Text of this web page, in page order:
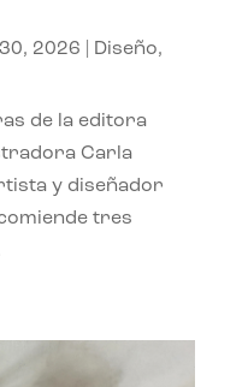
2026 Diseño,
de la editora
Carla
y diseñador
tres